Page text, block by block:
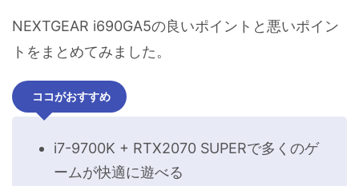
NEXTGEAR i690GA5の良いポイントと悪いポイン
トをまとめてみました。
ココがおすすめ
i7-9700K + RTX2070 SUPERで多くのゲ
ームが快適に遊べる